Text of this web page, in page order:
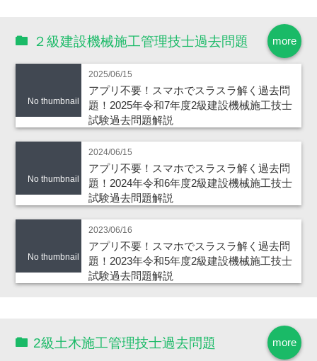
more
２級建設機械施工管理技士過去問題
No thumbnail
2025/06/15
アプリ不要！スマホでスラスラ解く過去問
題！2025年令和7年度2級建設機械施工技士
試験過去問題解説
No thumbnail
2024/06/15
アプリ不要！スマホでスラスラ解く過去問
題！2024年令和6年度2級建設機械施工技士
試験過去問題解説
No thumbnail
2023/06/16
アプリ不要！スマホでスラスラ解く過去問
題！2023年令和5年度2級建設機械施工技士
試験過去問題解説
more
2級土木施工管理技士過去問題